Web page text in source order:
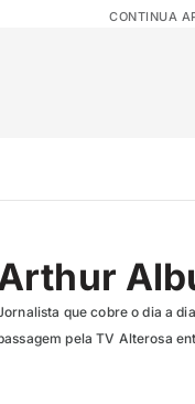
CONTINUA
que cobre o dia a
pela TV Alterosa